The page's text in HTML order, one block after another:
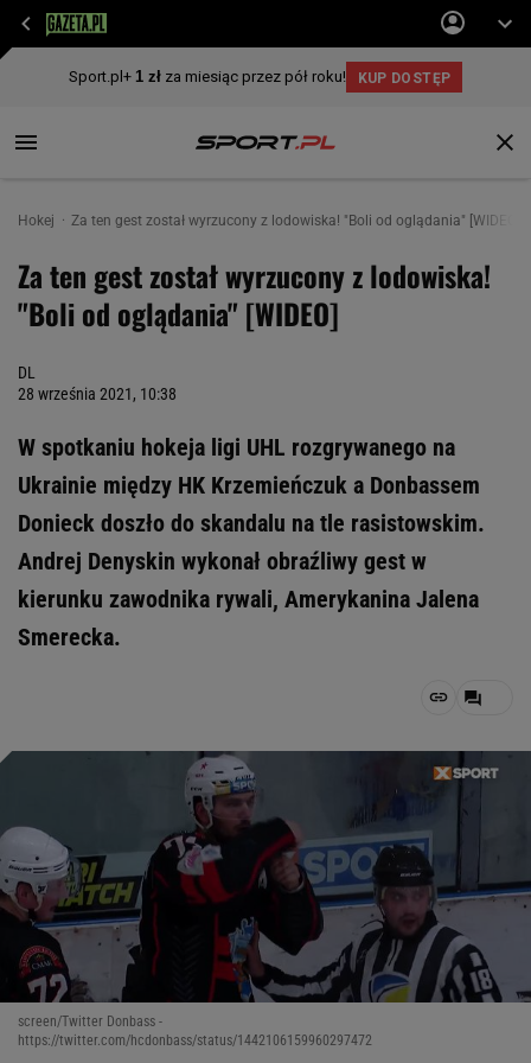
Hokej Za ten gest został wyrzucony z lodowiska! "Boli od oglądania" [WIDEO]
Za ten gest został wyrzucony z lodowiska!
"Boli od oglądania" [WIDEO]
DL
28 września 2021, 10:38
W spotkaniu hokeja ligi UHL rozgrywanego na
Ukrainie między HK Krzemieńczuk a Donbassem
Donieck doszło do skandalu na tle rasistowskim.
Andrej Denyskin wykonał obraźliwy gest w
kierunku zawodnika rywali, Amerykanina Jalena
Smerecka.
screen/Twitter Donbass -
https://twitter.com/hcdonbass/status/1442106159960297472